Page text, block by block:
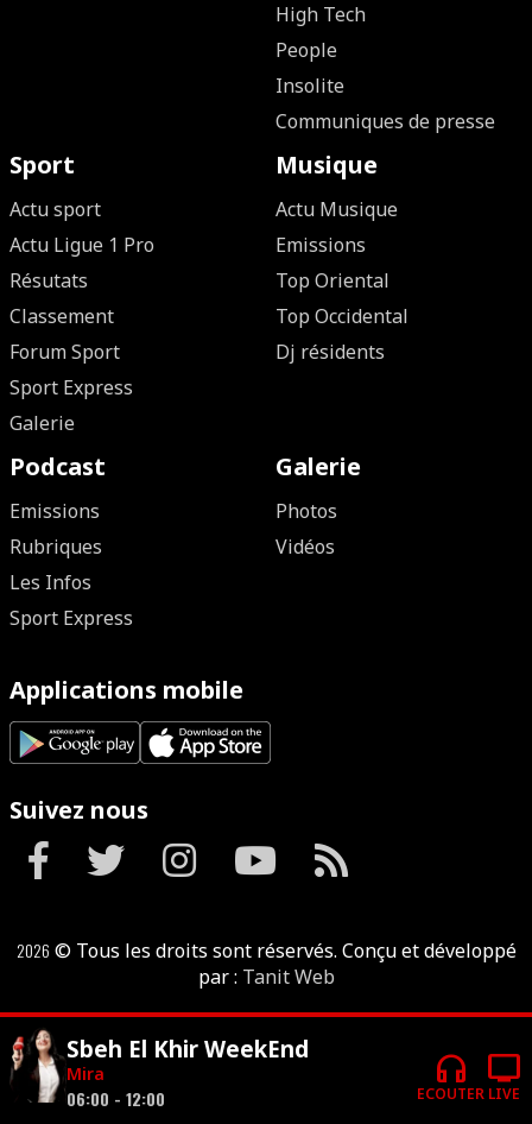
High Tech
People
Insolite
Communiques de presse
Sport
Actu sport
Actu Ligue 1 Pro
Résutats
Classement
Forum Sport
Sport Express
Galerie
Musique
Actu Musique
Emissions
Top Oriental
Top Occidental
Dj résidents
Podcast
Emissions
Rubriques
Les Infos
Sport Express
Galerie
Photos
Vidéos
Applications mobile
Suivez nous
2026 © Tous les droits sont réservés. Conçu et développé
par : Tanit Web
Sbeh El Khir WeekEnd
Mira
06:00 - 12:00
headphones
ECOUTER
tv
LIVE